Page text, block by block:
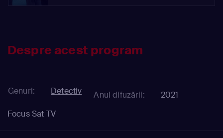
Despre acest program
Genuri: Detectiv Anul difuzării:
2021
Focus Sat TV